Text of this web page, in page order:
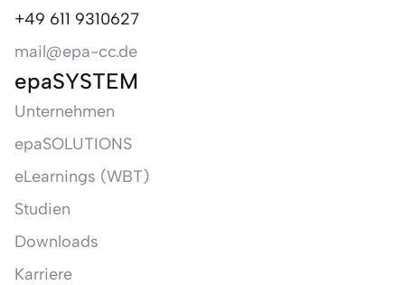
+49 611 9310627
mail@epa-cc.de
epaSYSTEM
Unternehmen
epaSOLUTIONS
eLearnings (WBT)
Studien
Downloads
Karriere